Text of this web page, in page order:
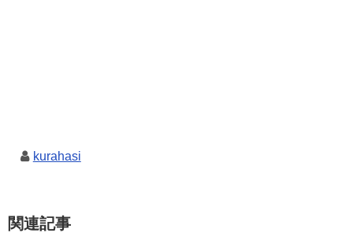
kurahasi
関連記事